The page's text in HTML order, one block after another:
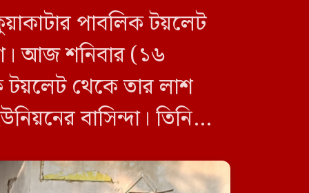
পাবলিক টয়লেট
আজ শনিবার (১৬
টয়লেট থেকে তার লাশ
বাসিন্দা। তিনি